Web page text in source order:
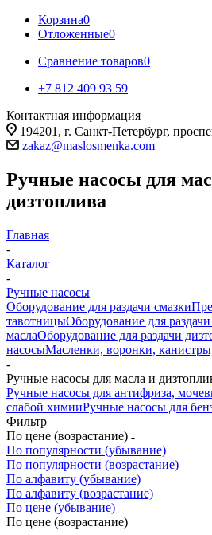
Корзина0
Отложенные0
Сравнение товаров0
+7 812 409 93 59
Контактная информация
194201, г. Санкт-Петербург,
zakaz@maslosmenka.com
Ручные насосы для
дизтоплива
Главная
-
Каталог
-
Ручные насосы
Оборудование для раздачи смазки
тавотницыОборудование для
маслаОборудование для раздачи
насосыМасленки, воронки,
-
Ручные насосы для масла и
Ручные насосы для антифриза,
слабой химииРучные насосы для
Фильтр
По цене (возрастание)
По популярности (убывание)
По популярности (возрастание)
По алфавиту (убывание)
По алфавиту (возрастание)
По цене (убывание)
По цене (возрастание)